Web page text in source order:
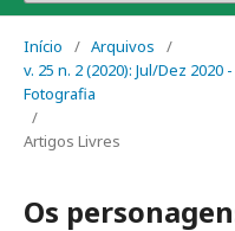
Início / Arquivos
/
v. 25 n. 2 (2020): Jul/Dez
Fotografia
/
Artigos Livres
Os